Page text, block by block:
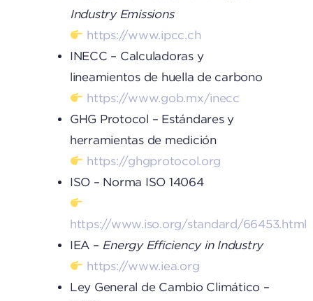
Industry Emissions
https://www.ipcc.ch
INECC – Calculadoras y
lineamientos de huella de carbono
https://www.gob.mx/inecc
GHG Protocol – Estándares y
herramientas de medición
https://ghgprotocol.org
ISO – Norma ISO 14064
https://www.iso.org/standard/66453.html
IEA – Energy Efficiency in Industry
https://www.iea.org
Ley General de Cambio Climático –